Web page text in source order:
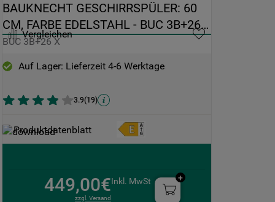
Vergleichen
BAUKNECHT GESCHIRRSPÜLER: 60
CM, FARBE EDELSTAHL - BUC 3B+26
X
BUC 3B+26 X
Auf Lager: Lieferzeit 4-6 Werktage
3.9(19)
Produktdatenblatt
449,00€Inkl. MwSt
zzgl. Versand